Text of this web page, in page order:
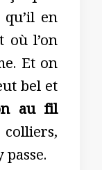
en
où l’on
Et on
bel et
au fil